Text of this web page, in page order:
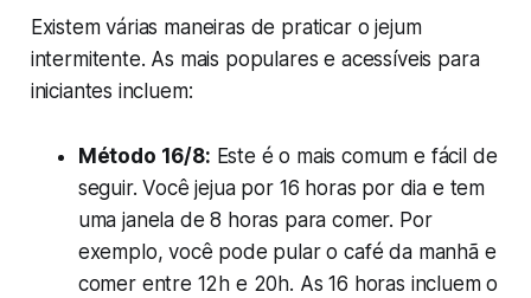
Existem várias maneiras de praticar o jejum
intermitente. As mais populares e acessíveis para
iniciantes incluem:
Método 16/8: Este é o mais comum e fácil de
seguir. Você jejua por 16 horas por dia e tem
uma janela de 8 horas para comer. Por
exemplo, você pode pular o café da manhã e
comer entre 12h e 20h. As 16 horas incluem o